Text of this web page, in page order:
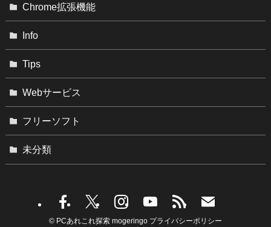
Chrome拡張機能
Info
Tips
Webサービス
フリーソフト
未分類
© PCあれこれ探索 mogeringo プライバシーポリシー